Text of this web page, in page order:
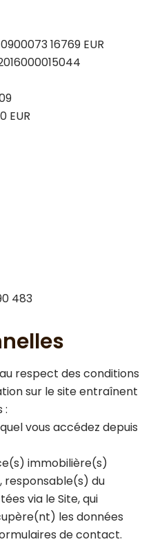
16769 EUR
EUR
483
respect des conditions
sur le site entraînent
:
vous accédez depuis
immobilière(s)
responsable(s) du
via le Site, qui
les données
de contact.